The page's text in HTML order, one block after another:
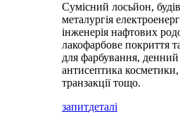
Сумісний лосьйон,
металургія
інженерія нафтових
лакофарбове покриття
для фарбування,
антисептика
транзакції тощо.
запитдеталі